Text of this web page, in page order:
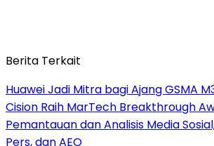
Berita Terkait
Huawei Jadi Mitra bagi Ajang GSMA
Cision Raih MarTech Breakthrough
Pemantauan dan Analisis Media
Pers, dan AEO